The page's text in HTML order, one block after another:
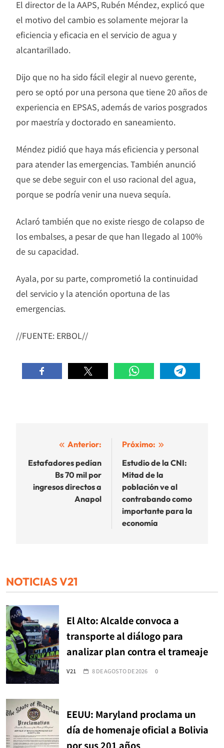
El director de la AAPS, Rubén Méndez, explicó que
el motivo del cambio es solamente mejorar la
eficiencia y eficacia en el servicio de agua y
alcantarillado.
Dijo que no ha sido fácil elegir al nuevo gerente,
pero se optó por una persona que tiene 20 años de
experiencia en EPSAS, además de varios posgrados
por maestría y doctorado en saneamiento.
Méndez pidió que haya más eficiencia y personal
para atender las emergencias. También anunció
que se debe seguir con el uso racional del agua,
porque se podría venir una nueva sequía.
Aclaró también que no existe riesgo de colapso de
los embalses, a pesar de que han llegado al 100%
de su capacidad.
Ayala, por su parte, comprometió la continuidad
del servicio y la atención oportuna de las
emergencias.
//FUENTE: ERBOL//
Navegación
de
entradas
Anterior:
Estafadores pedían
Bs 70 mil por
ingresos directos a
Anapol
Próximo:
Estudio de la CNI:
Mitad de la
población ve al
contrabando como
importante para la
economía
NOTICIAS V21
El Alto: Alcalde convoca a
transporte al diálogo para
analizar plan contra el trameaje
V21 8 DE AGOSTO DE 2026 0
EEUU: Maryland proclama un
día de homenaje oficial a Bolivia
por sus 201 años